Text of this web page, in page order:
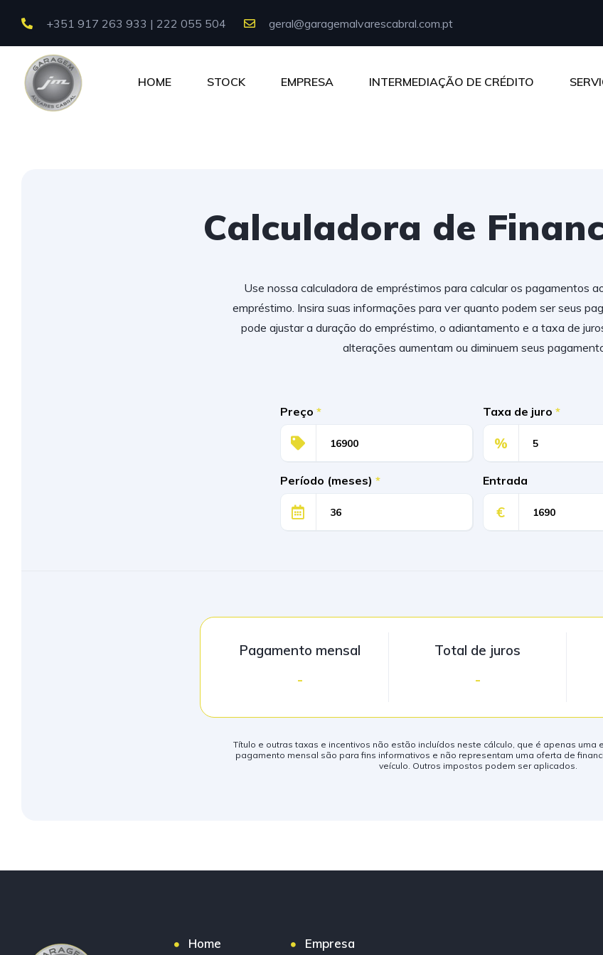
+351 917 263 933 | 222 055 504 geral@garagemalvarescabral.com.pt
HOME STOCK EMPRESA INTERMEDIAÇÃO DE CRÉDITO
Calculadora de
Use nossa calculadora de empréstimos para calcular os pagamentos
empréstimo. Insira suas informações para ver quanto podem ser seus
pode ajustar a duração do empréstimo, o adiantamento e a taxa de
alterações aumentam ou diminuem seus
Preço * Taxa de juro *
%
Período (meses) * Entrada
€
Pagamento mensal
-
Total de juros
-
Título e outras taxas e incentivos não estão incluídos neste cálculo, que é apenas uma
pagamento mensal são para fins informativos e não representam uma oferta de
veículo. Outros impostos podem ser aplicados.
Home Empresa